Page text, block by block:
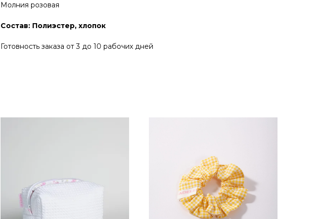
Молния розовая
Состав: Полиэстер, хлопок
Готовность заказа от 3 до 10 рабочих дней